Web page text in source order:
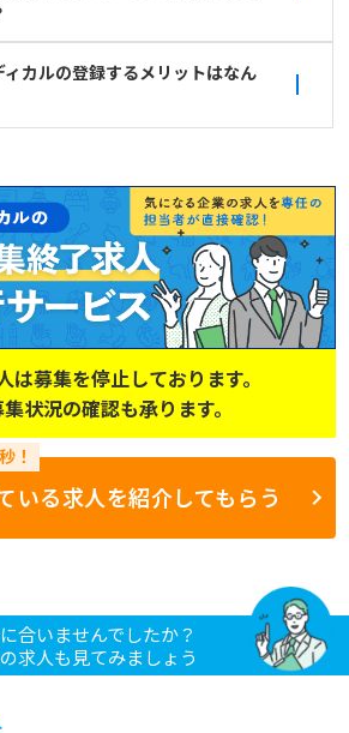
カルの登録するメリットはなん
は募集を停止しております。
状況の確認も承ります。
いる求人を紹介してもらう
合いませんでしたか？
求人も見てみましょう